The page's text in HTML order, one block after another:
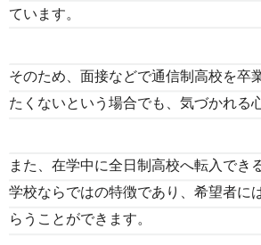
ています。
そのため、面接などで通信制高校を卒
たくないという場合でも、気づかれる
また、在学中に全日制高校へ転入でき
学校ならではの特徴であり、希望者に
らうことができます。